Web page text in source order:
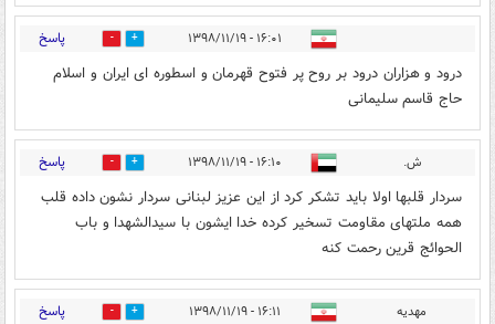
۱۶:۰۱ - ۱۳۹۸/۱۱/۱۹ 204 پاسخ
درود و هزاران درود بر روح پر فتوح قهرمان و اسطوره ای ایران و اسلام
حاج قاسم سلیمانی
ش. ۱۶:۱۰ - ۱۳۹۸/۱۱/۱۹ 218 پاسخ
سردار قلبها اولا باید تشکر کرد از این عزیز لبنانی سردار نشون داده قلب
همه ملتهای مقاومت تسخیر کرده خدا ایشون با سیدالشهدا و باب
الحوائج قرین رحمت کنه
مهدیه ۱۶:۱۱ - ۱۳۹۸/۱۱/۱۹ 192 پاسخ